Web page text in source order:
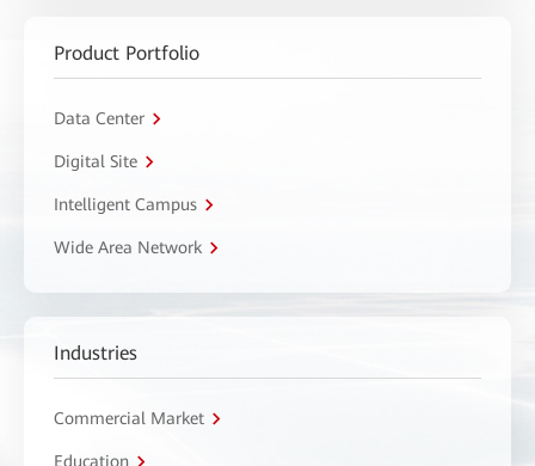
Product Portfolio
Data Center
Digital Site
Intelligent Campus
Wide Area Network
Industries
Commercial Market
Education